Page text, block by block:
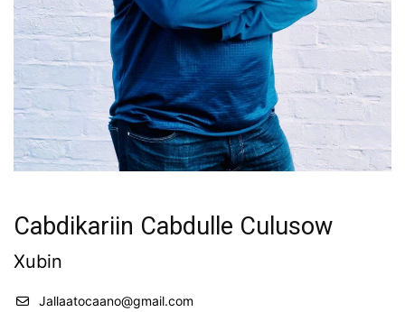
Cabdikariin Cabdulle Culusow
Xubin
Jallaatocaano@gmail.com